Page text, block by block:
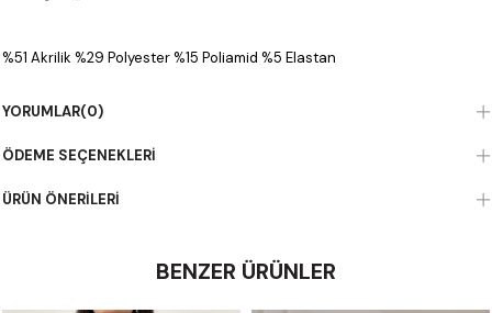
%51 Akrilik %29 Polyester %15 Poliamid %5 Elastan
YORUMLAR(0)
ÖDEME SEÇENEKLERI
ÜRÜN ÖNERILERI
BENZER ÜRÜNLER